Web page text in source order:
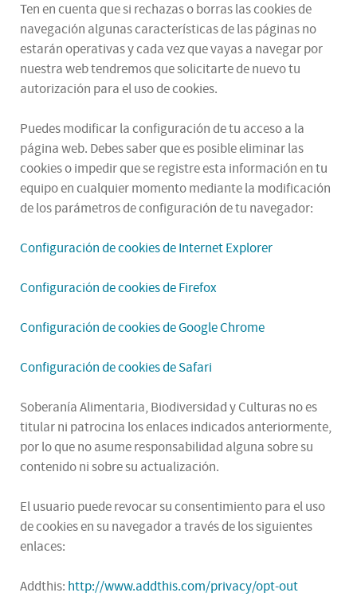
Ten en cuenta que si rechazas o borras las cookies de
navegación algunas características de las páginas no
estarán operativas y cada vez que vayas a navegar por
nuestra web tendremos que solicitarte de nuevo tu
autorización para el uso de cookies.
Puedes modificar la configuración de tu acceso a la
página web. Debes saber que es posible eliminar las
cookies o impedir que se registre esta información en tu
equipo en cualquier momento mediante la modificación
de los parámetros de configuración de tu navegador:
Configuración de cookies de Internet Explorer
Configuración de cookies de Firefox
Configuración de cookies de Google Chrome
Configuración de cookies de Safari
Soberanía Alimentaria, Biodiversidad y Culturas no es
titular ni patrocina los enlaces indicados anteriormente,
por lo que no asume responsabilidad alguna sobre su
contenido ni sobre su actualización.
El usuario puede revocar su consentimiento para el uso
de cookies en su navegador a través de los siguientes
enlaces:
Addthis: http://www.addthis.com/privacy/opt-out